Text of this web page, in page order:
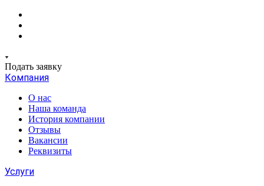
Подать заявку
Компания
О нас
Наша команда
История компании
Отзывы
Вакансии
Реквизиты
Услуги